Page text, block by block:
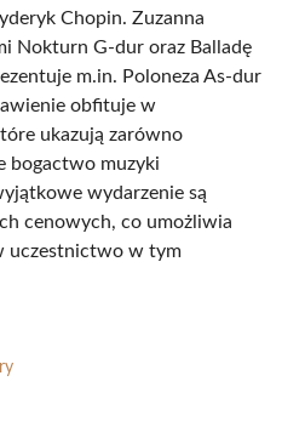
Chopin. Zuzanna
Nokturn G-dur oraz Balladę
m.in. Poloneza As-dur
obfituje w
ukazują zarówno
bogactwo muzyki
wydarzenie są
cenowych, co umożliwia
uczestnictwo w tym